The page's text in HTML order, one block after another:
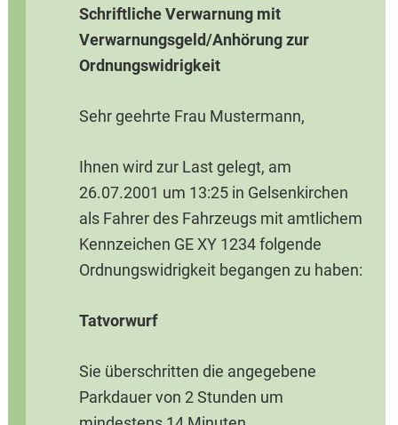
Schriftliche Verwarnung mit
Verwarnungsgeld/Anhörung zur
Ordnungswidrigkeit
Sehr geehrte Frau Mustermann,
Ihnen wird zur Last gelegt, am
26.07.2001 um 13:25 in Gelsenkirchen
als Fahrer des Fahrzeugs mit amtlichem
Kennzeichen GE XY 1234 folgende
Ordnungswidrigkeit begangen zu haben:
Tatvorwurf
Sie überschritten die angegebene
Parkdauer von 2 Stunden um